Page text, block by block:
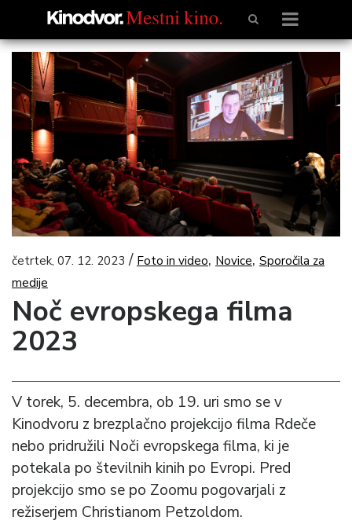
četrtek, 07. 12. 2023 / Foto in video, Novice, Sporočila za
medije
Noč evropskega filma
2023
V torek, 5. decembra, ob 19. uri smo se v
Kinodvoru z brezplačno projekcijo filma Rdeče
nebo pridružili Noči evropskega filma, ki je
potekala po številnih kinih po Evropi. Pred
projekcijo smo se po Zoomu pogovarjali z
režiserjem Christianom Petzoldom.